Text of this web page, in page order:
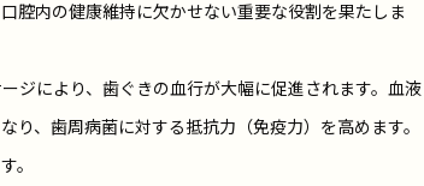
腔内の健康維持に欠かせない重要な役割を果たしま
ジにより、歯ぐきの血行が大幅に促進されます。血液
、歯周病菌に対する抵抗力（免疫力）を高めます。
。